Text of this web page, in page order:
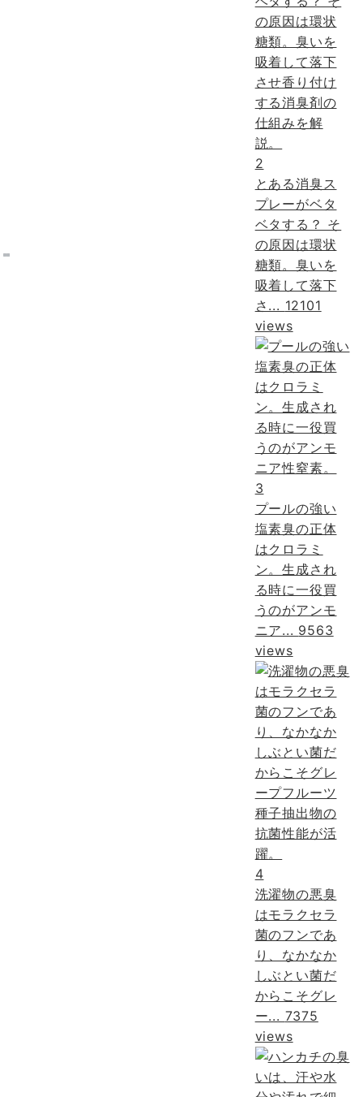
2
とある消臭ス
プレーがベタ
ベタする？ そ
の原因は環状
糖類。臭いを
吸着して落下
さ... 12101
views
3
プールの強い
塩素臭の正体
はクロラミ
ン。生成され
る時に一役買
うのがアンモ
ニア... 9563
views
4
洗濯物の悪臭
はモラクセラ
菌のフンであ
り、なかなか
しぶとい菌だ
からこそグレ
ー... 7375
views